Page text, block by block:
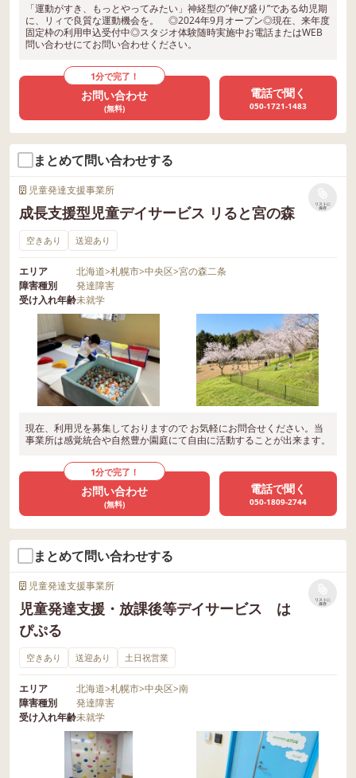
「運動がすき、もっとやってみたい」神経型の”伸び盛り”である幼児期
に、リィで良質な運動機会を。 ◎2024年9月オープン◎現在、来年度
固定枠の利用申込受付中◎スタジオ体験随時実施中お電話またはWEB
問い合わせにてお問い合わせください。
1分で完了！
お問い合わせ
(無料)
電話で聞く
050-1721-1483
まとめて問い合わせする
児童発達支援事業所
成長支援型児童デイサービス リると宮の森
リストに
保存
空きあり 送迎あり
エリア 北海道>札幌市>中央区>宮の森二条
障害種別
発達障害
受け入れ年齢未就学
現在、利用児を募集しておりますので お気軽にお問合せください。当
事業所は感覚統合や自然豊か園庭にて自由に活動することが出来ます。
1分で完了！
お問い合わせ
(無料)
電話で聞く
050-1809-2744
まとめて問い合わせする
児童発達支援事業所
児童発達支援・放課後等デイサービス は
ぴぷる
リストに
保存
空きあり 送迎あり 土日祝営業
エリア 北海道>札幌市>中央区>南
障害種別
発達障害
受け入れ年齢未就学